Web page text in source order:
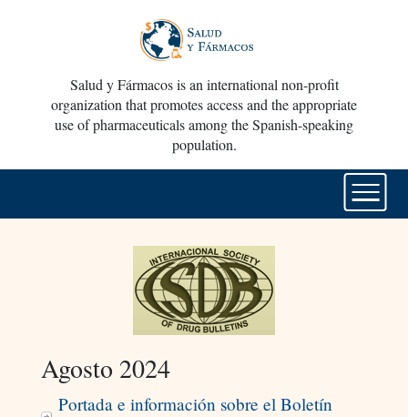
Salud y Fármacos is an international non-profit
organization that promotes access and the appropriate
use of pharmaceuticals among the Spanish-speaking
population.
Agosto 2024
Portada e información sobre el Boletín